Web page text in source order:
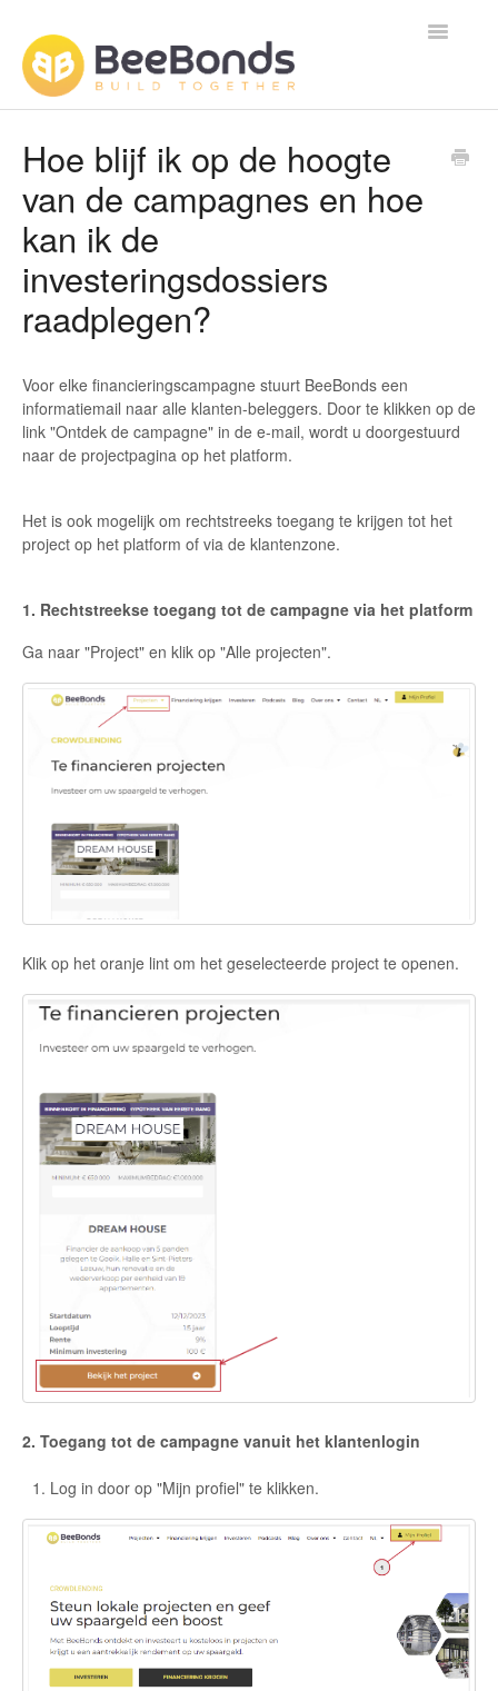
Toggle
Hoe blijf ik op de hoogte
van de campagnes en hoe
kan ik de
investeringsdossiers
raadplegen?
Voor elke financieringscampagne stuurt BeeBonds een
informatiemail naar alle klanten-beleggers. Door te klikken op de
link "Ontdek de campagne" in de e-mail, wordt u doorgestuurd
naar de projectpagina op het platform.
Het is ook mogelijk om rechtstreeks toegang te krijgen tot het
project op het platform of via de klantenzone.
1. Rechtstreekse toegang tot de campagne via het platform
Ga naar "Project" en klik op "Alle projecten".
Klik op het oranje lint om het geselecteerde project te openen.
2. Toegang tot de campagne vanuit het klantenlogin
Log in door op "Mijn profiel" te klikken.